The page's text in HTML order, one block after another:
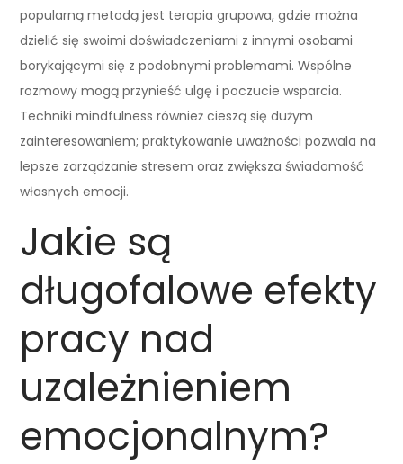
popularną metodą jest terapia grupowa, gdzie można
dzielić się swoimi doświadczeniami z innymi osobami
borykającymi się z podobnymi problemami. Wspólne
rozmowy mogą przynieść ulgę i poczucie wsparcia.
Techniki mindfulness również cieszą się dużym
zainteresowaniem; praktykowanie uważności pozwala na
lepsze zarządzanie stresem oraz zwiększa świadomość
własnych emocji.
Jakie są
długofalowe efekty
pracy nad
uzależnieniem
emocjonalnym?